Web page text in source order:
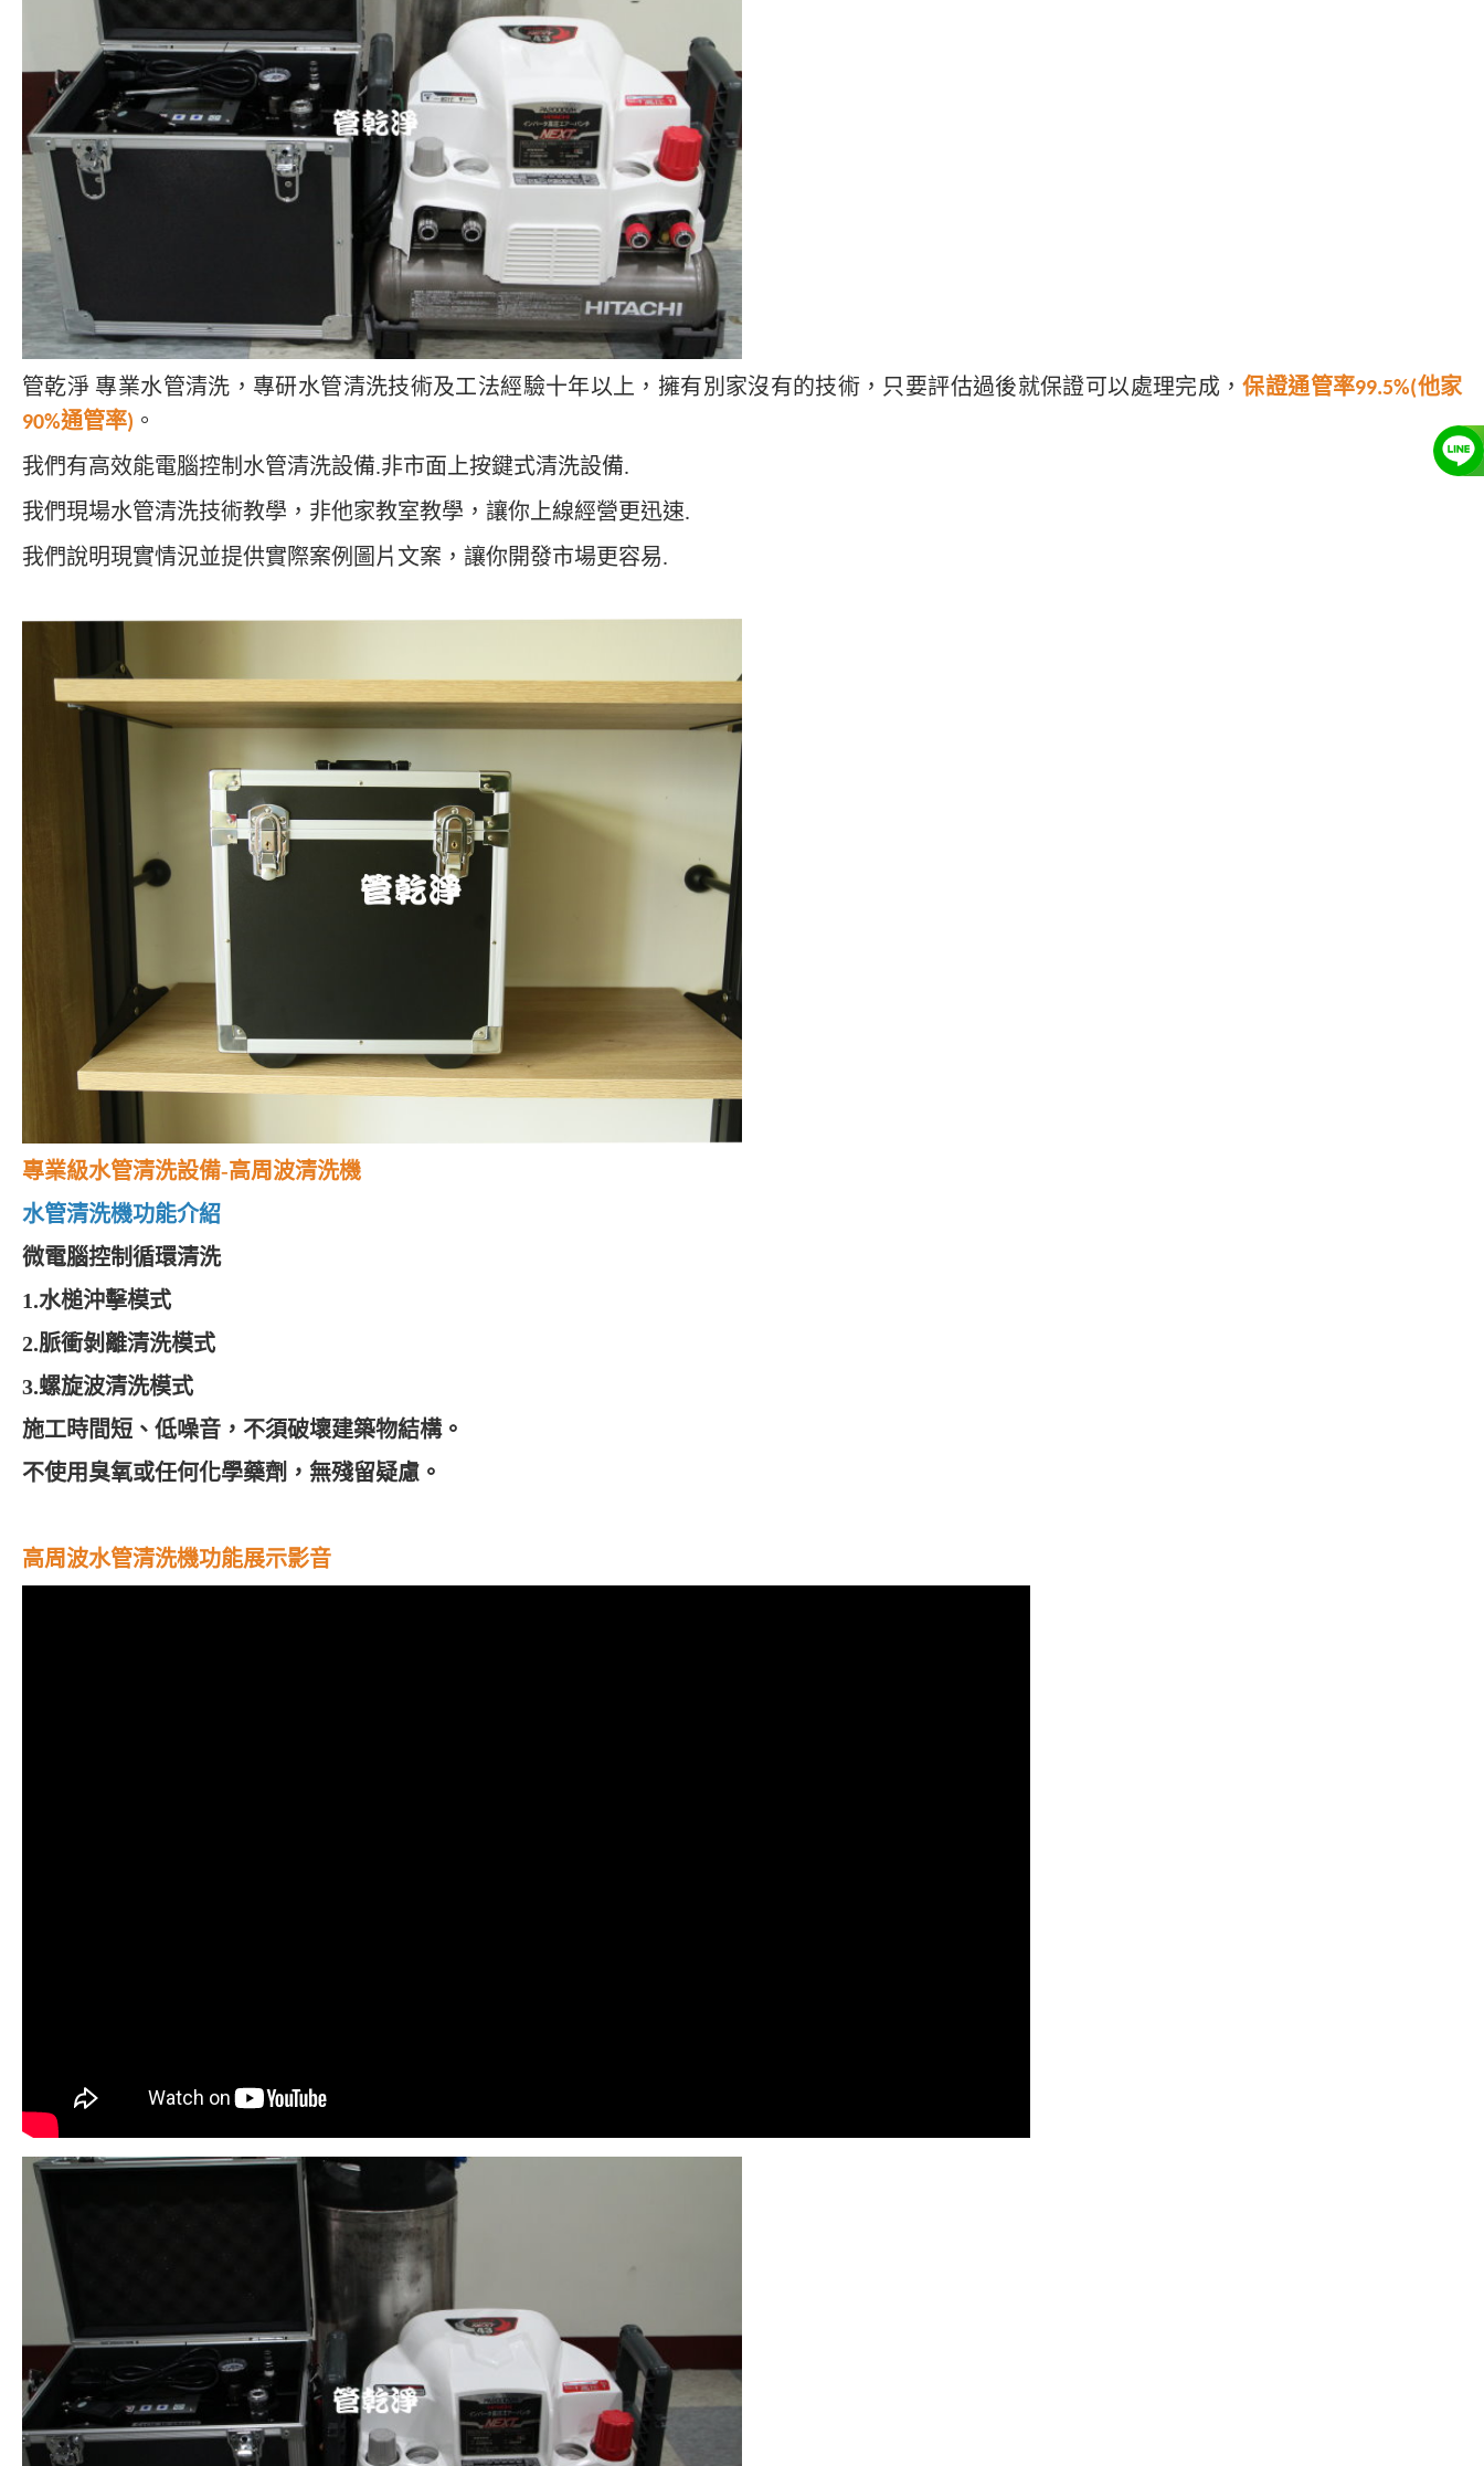
管乾淨 專業水管清洗，專研水管清洗技術及工法經驗十年以上，擁有別家沒有的技術，只要評估過後就保證可以處理完成，保證通管率99.5%(他家
90%通管率) 。
我們有高效能電腦控制水管清洗設備.非市面上按鍵式清洗設備.
我們現場水管清洗技術教學，非他家教室教學，讓你上線經營更迅速.
我們說明現實情況並提供實際案例圖片文案，讓你開發市場更容易.
專業級水管清洗設備-高周波清洗機
水管清洗機功能介紹
微電腦控制循環清洗
1.水槌沖擊模式
2.脈衝剝離清洗模式
3.螺旋波清洗模式
施工時間短、低噪音，不須破壞建築物結構。
不使用臭氧或任何化學藥劑，無殘留疑慮。
高周波水管清洗機功能展示影音